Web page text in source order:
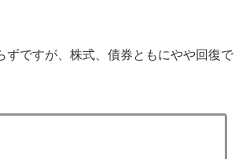
ずですが、株式、債券ともにやや回復で